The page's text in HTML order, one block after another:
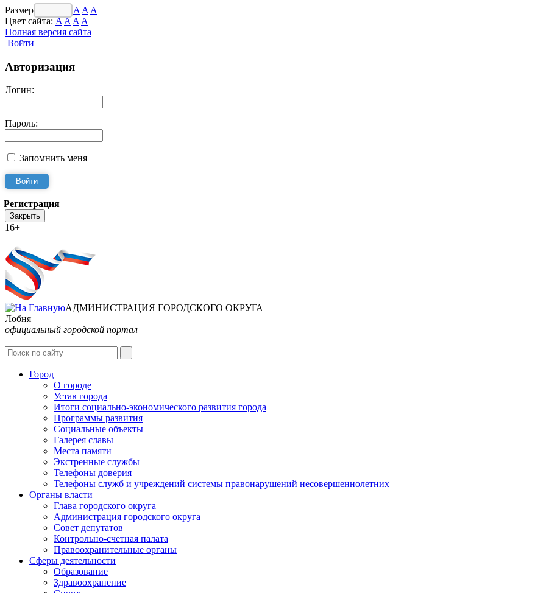
Размер шрифта: A A A
Цвет сайта:AA A A
Полная версия сайта
Войти
Авторизация
Логин:
Пароль:
Запомнить меня
Регистрация
Закрыть
16+
АДМИНИСТРАЦИЯ ГОРОДСКОГО ОКРУГА
Лобня
официальный городской портал
Город
О городе
Устав города
Итоги социально-экономического развития города
Программы развития
Социальные объекты
Галерея славы
Места памяти
Экстренные службы
Телефоны доверия
Телефоны служб и учреждений системы правонарушений несовершеннолетних
Органы власти
Глава городского округа
Администрация городcкого округа
Совет депутатов
Контрольно-счетная палата
Правоохранительные органы
Сферы деятельности
Образование
Здравоохранение